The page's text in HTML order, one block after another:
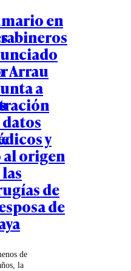
en
Arrau
a
datos
y
al origen
de
de
de
la